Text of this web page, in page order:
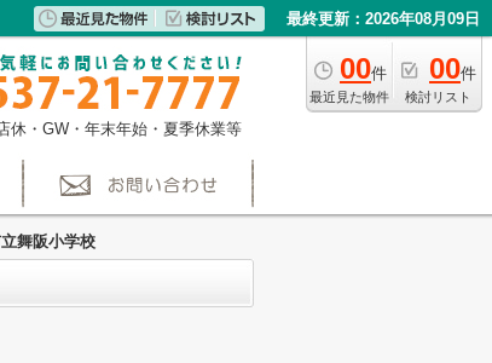
最終更新：2026年08月09日
00件
最近見た物件
00件
検討リスト
休・GW・年末年始・夏季休業等
舞阪小学校